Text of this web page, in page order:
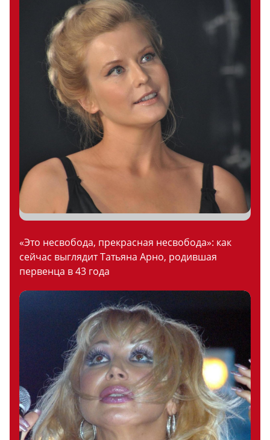
«Это несвобода, прекрасная несвобода»: как
сейчас выглядит Татьяна Арно, родившая
первенца в 43 года